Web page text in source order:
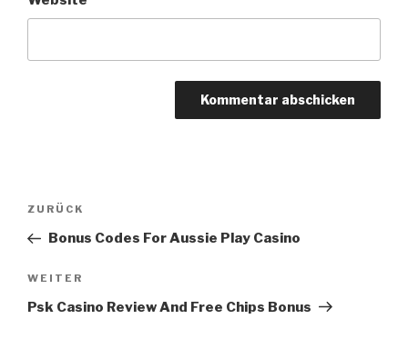
Beitrags-
Vorheriger
Beitrag
ZURÜCK
Bonus Codes For Aussie Play Casino
Nächster
Beitrag
WEITER
Psk Casino Review And Free Chips Bonus